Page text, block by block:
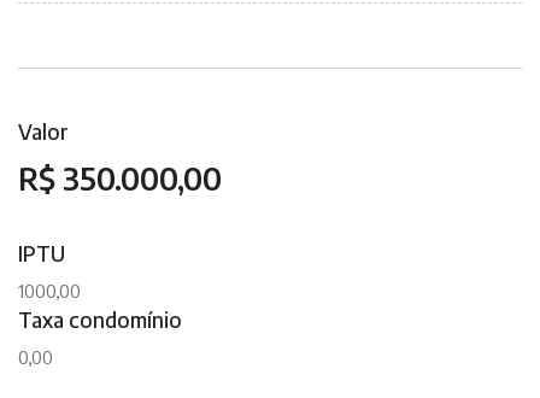
Valor
R$ 350.000,00
IPTU
1000,00
Taxa condomínio
0,00